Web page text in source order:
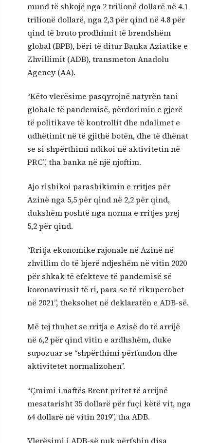
mund të shkojë nga 2 trilionë dollarë në 4.1
trilionë dollarë, nga 2,3 për qind në 4.8 për
qind të bruto prodhimit të brendshëm
global (BPB), bëri të ditur Banka Aziatike e
Zhvillimit (ADB), transmeton Anadolu
Agency (AA).
“Këto vlerësime pasqyrojnë natyrën tani
globale të pandemisë, përdorimin e gjerë
të politikave të kontrollit dhe ndalimet e
udhëtimit në të gjithë botën, dhe të dhënat
se si shpërthimi ndikoi në aktivitetin në
PRC”, tha banka në një njoftim.
Ajo rishikoi parashikimin e rritjes për
Azinë nga 5,5 për qind në 2,2 për qind,
dukshëm poshtë nga norma e rritjes prej
5,2 për qind.
“Rritja ekonomike rajonale në Azinë në
zhvillim do të bjerë ndjeshëm në vitin 2020
për shkak të efekteve të pandemisë së
koronavirusit të ri, para se të rikuperohet
në 2021”, theksohet në deklaratën e ADB-së.
Më tej thuhet se rritja e Azisë do të arrijë
në 6,2 për qind vitin e ardhshëm, duke
supozuar se “shpërthimi përfundon dhe
aktivitetet normalizohen”.
“Çmimi i naftës Brent pritet të arrijnë
mesatarisht 35 dollarë për fuçi këtë vit, nga
64 dollarë në vitin 2019”, tha ADB.
Vlerësimi i ADB-së nuk përfshin disa